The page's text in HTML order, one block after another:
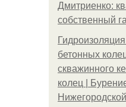
Дмитриенко:
собственный
бетонных
скважинного
колец |